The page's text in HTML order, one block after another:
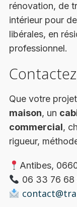
rénovation, de
intérieur pour
libérales, en
professionnel.
Que votre
maison, un
commercial,
rigueur,
Antibes,
06 33 76 68